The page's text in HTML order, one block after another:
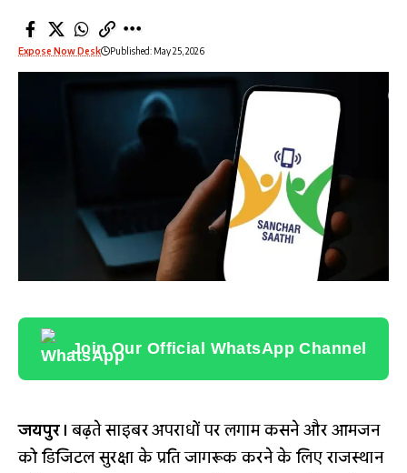
Expose Now Desk Published: May 25, 2026
Join Our Official WhatsApp Channel
जयपुर। बढ़ते साइबर अपराधों पर लगाम कसने और आमजन
को डिजिटल सुरक्षा के प्रति जागरूक करने के लिए राजस्थान